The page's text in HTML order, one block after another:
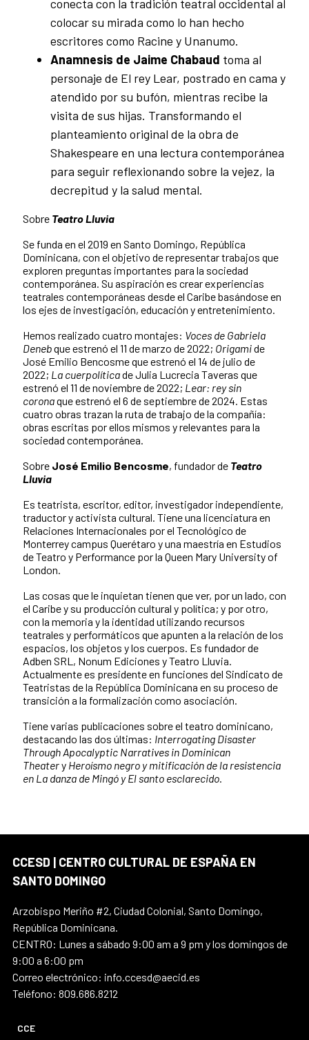
conecta con la tradición teatral occidental al
colocar su mirada como lo han hecho
escritores como Racine y Unanumo.
Anamnesis de Jaime Chabaud toma al
personaje de El rey Lear, postrado en cama y
atendido por su bufón, mientras recibe la
visita de sus hijas. Transformando el
planteamiento original de la obra de
Shakespeare en una lectura contemporánea
para seguir reflexionando sobre la vejez, la
decrepitud y la salud mental.
Sobre Teatro Lluvia
Se funda en el 2019 en Santo Domingo, República
Dominicana, con el objetivo de representar trabajos que
exploren preguntas importantes para la sociedad
contemporánea. Su aspiración es crear experiencias
teatrales contemporáneas desde el Caribe basándose en
los ejes de investigación, educación y entretenimiento.
Hemos realizado cuatro montajes: Voces de Gabriela
Denebque estrenó el 11 de marzo de 2022; Origamide
José Emilio Bencosme que estrenó el 14 de julio de
2022; La cuerpolíticade Julia Lucrecia Taveras que
estrenó el 11 de noviembre de 2022; Lear: rey sin
coronaque estrenó el 6 de septiembre de 2024. Estas
cuatro obras trazan la ruta de trabajo de la compañía:
obras escritas por ellos mismos y relevantes para la
sociedad contemporánea.
Sobre José Emilio Bencosme, fundador de Teatro
Lluvia
Es teatrista, escritor, editor, investigador independiente,
traductor y activista cultural. Tiene una licenciatura en
Relaciones Internacionales por el Tecnológico de
Monterrey campus Querétaro y una maestría en Estudios
de Teatro y Performance por la Queen Mary University of
London.
Las cosas que le inquietan tienen que ver, por un lado, con
el Caribe y su producción cultural y política; y por otro,
con la memoria y la identidad utilizando recursos
teatrales y performáticos que apunten a la relación de los
espacios, los objetos y los cuerpos. Es fundador de
Adben SRL, Nonum Ediciones y Teatro Lluvia.
Actualmente es presidente en funciones del Sindicato de
Teatristas de la República Dominicana en su proceso de
transición a la formalización como asociación.
Tiene varias publicaciones sobre el teatro dominicano,
destacando las dos últimas: Interrogating Disaster
Through Apocalyptic Narratives in Dominican
Theatery Heroísmo negro y mitificación de la resistencia
en La danza de Mingó y El santo esclarecido
CCESD | CENTRO CULTURAL DE ESPAÑA EN
SANTO DOMINGO
Arzobispo Meriño #2, Ciudad Colonial, Santo Domingo,
República Dominicana.
CENTRO: Lunes a sábado 9:00 am a 9 pm y los domingos de
9:00 a 6:00 pm
Correo electrónico: info.ccesd@aecid.es
Teléfono: 809.686.8212
CCE